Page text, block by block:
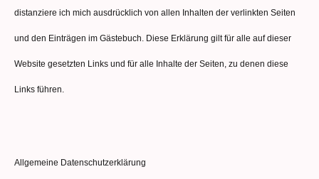
distanziere ich mich ausdrücklich von allen Inhalten der verlinkten Seiten
und den Einträgen im Gästebuch. Diese Erklärung gilt für alle auf dieser
Website gesetzten Links und für alle Inhalte der Seiten, zu denen diese
Links führen.
Allgemeine Datenschutzerklärung